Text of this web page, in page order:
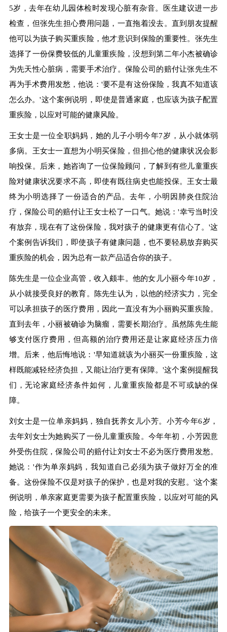
5岁，去年在幼儿园体检时发现心脏有杂音。医生建议进一步
检查，但张先生担心费用问题，一直拖着没去。直到朋友提醒
他可以为孩子购买重疾险，他才意识到保险的重要性。张先生
选择了一份保费较低的儿童重疾险，没想到第二年小杰被确诊
为先天性心脏病，需要手术治疗。保险公司的赔付让张先生不
再为手术费用发愁，他说：'要不是有这份保险，我真不知道该
怎么办。'这个案例说明，即使是普通家庭，也应该为孩子配置
重疾险，以应对可能的健康风险。
王女士是一位全职妈妈，她的儿子小明今年7岁，从小就体弱
多病。王女士一直想为小明买保险，但担心他的健康状况会影
响投保。后来，她咨询了一位保险顾问，了解到有些儿童重疾
险对健康状况要求不高，即使有既往病史也能投保。王女士最
终为小明选择了一份适合的产品。去年，小明因肺炎住院治
疗，保险公司的赔付让王女士松了一口气。她说：'幸亏当时没
有放弃，现在有了这份保险，我对孩子的健康更有信心了。'这
个案例告诉我们，即使孩子有健康问题，也不要轻易放弃购买
重疾险的机会，因为总有一款产品适合你的孩子。
陈先生是一位企业高管，收入颇丰。他的女儿小丽今年10岁，
从小就接受良好的教育。陈先生认为，以他的经济实力，完全
可以承担孩子的医疗费用，因此一直没有为小丽购买重疾险。
直到去年，小丽被确诊为脑瘤，需要长期治疗。虽然陈先生能
够支付医疗费用，但高额的治疗费用还是让家庭经济压力倍
增。后来，他后悔地说：'早知道就该为小丽买一份重疾险，这
样既能减轻经济负担，又能让治疗更有保障。'这个案例提醒我
们，无论家庭经济条件如何，儿童重疾险都是不可或缺的保
障。
刘女士是一位单亲妈妈，独自抚养女儿小芳。小芳今年6岁，
去年刘女士为她购买了一份儿童重疾险。今年年初，小芳因意
外受伤住院，保险公司的赔付让刘女士不必为医疗费用发愁。
她说：'作为单亲妈妈，我知道自己必须为孩子做好万全的准
备。这份保险不仅是对孩子的保护，也是对我的安慰。'这个案
例说明，单亲家庭更需要为孩子配置重疾险，以应对可能的风
险，给孩子一个更安全的未来。